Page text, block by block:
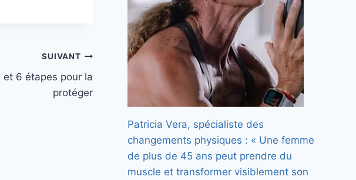
SUIVANT
6 étapes pour la
protéger
Patricia Vera, spécialiste des
changements physiques : « Une femme
de plus de 45 ans peut prendre du
muscle et transformer visiblement son